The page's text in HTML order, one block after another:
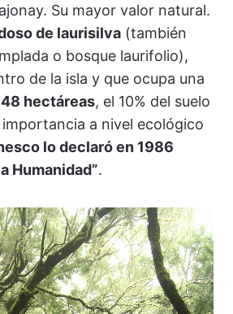
Su mayor valor natural.
de laurisilva (también
o bosque laurifolio),
de la isla y que ocupa una
hectáreas, el 10% del suelo
importancia a nivel ecológico
lo declaró en 1986
Humanidad”.